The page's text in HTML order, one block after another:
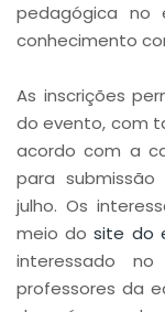
pedagógica no
conhecimento
As inscrições
do evento, com
acordo com a
para
julho. Os
meio dosite do
interessado
professores da